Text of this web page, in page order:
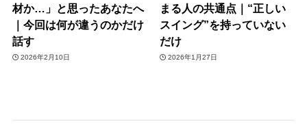
材か…」と思ったあなたへ
｜今回は何が違うのかだけ
話す
2026年2月10日
まる人の共通点｜“正しい
スイング”を持っていない
だけ
2026年1月27日